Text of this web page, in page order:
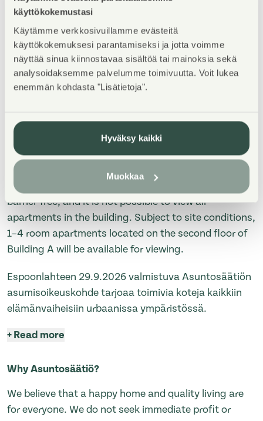
käyttökokemustasi
Käytämme verkkosivuillamme evästeitä
käyttökokemuksesi parantamiseksi ja jotta voimme
näyttää sinua kiinnostavaa sisältöä tai mainoksia sekä
analysoidaksemme palvelumme toimivuutta. Voit lukea
enemmän kohdasta "Lisätietoja".
Hyväksy kaikki
Muokkaa
TERVETULOA asuntoesittelyyn maanantaina
3.8.2026 klo 16-17! Esittely tapahtuu keskeneräisellä
rakennustyömaalla, jonka vuoksi kulku ei välttämättä
ole täysin esteetön, eikä kaikkia talon asuntoja pääse
katsomaan. Nähtävillä mahdollisuuksien mukaan 1-
WELCOME to the apartment viewing on Monday, July
13, 2026, from 4:00 PM to 5:00 PM! The viewing will
take place at a construction site that is still under
development. Therefore, access may not be fully
barrier-free, and it is not possible to view all
apartments in the building. Subject to site conditions,
1–4 room apartments located on the second floor of
Building A will be available for viewing.
Espoonlahteen 29.9.2026 valmistuva Asuntosäätiön
asumisoikeuskohde tarjoaa toimivia koteja kaikkiin
elämänvaiheisiin urbaanissa ympäristössä.
+Read more
Why Asuntosäätiö?
We believe that a happy home and quality living are
for everyone. We do not seek immediate profit or